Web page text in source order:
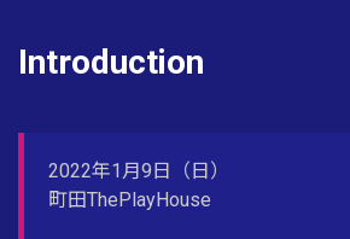
Introduction
2022年1月9日（日）
町田ThePlayHouse